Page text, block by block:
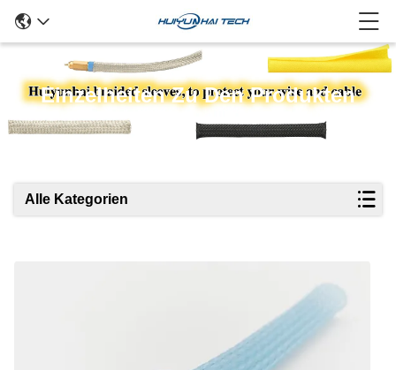
Einzelheiten Zu Den Produkten
Alle Kategorien